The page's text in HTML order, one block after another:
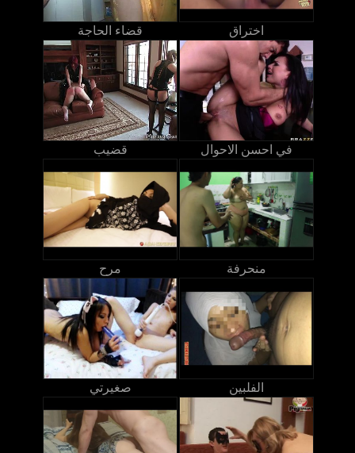
قضاء الحاجة اختراق
قضيب في احسن الاحوال
مرح منحرفة
صغيرتي الفلبين